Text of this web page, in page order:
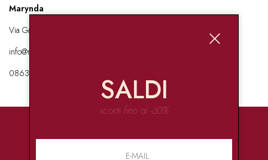
Marynda
Via Garibaldi 136 67051 Avezzano
info@marynda.com
08631871946
SALDI
sconti fino al -60%